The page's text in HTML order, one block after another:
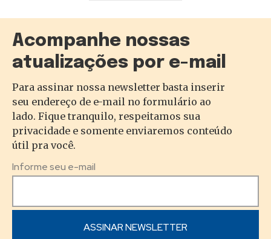
Acompanhe nossas
atualizações por e-mail
Para assinar nossa newsletter basta inserir
seu endereço de e-mail no formulário ao
lado. Fique tranquilo, respeitamos sua
privacidade e somente enviaremos conteúdo
útil pra você.
Informe seu e-mail